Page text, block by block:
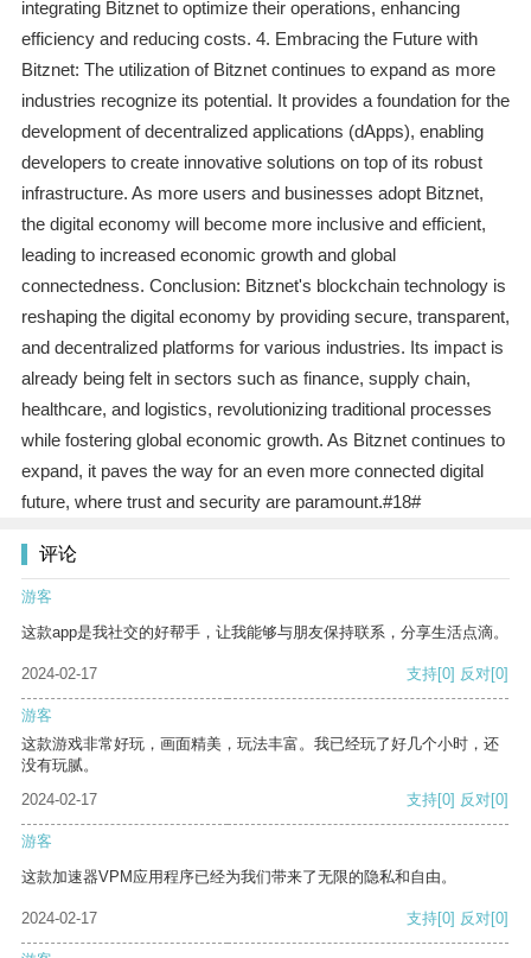
integrating Bitznet to optimize their operations, enhancing
efficiency and reducing costs. 4. Embracing the Future with
Bitznet: The utilization of Bitznet continues to expand as more
industries recognize its potential. It provides a foundation for the
development of decentralized applications (dApps), enabling
developers to create innovative solutions on top of its robust
infrastructure. As more users and businesses adopt Bitznet,
the digital economy will become more inclusive and efficient,
leading to increased economic growth and global
connectedness. Conclusion: Bitznet's blockchain technology is
reshaping the digital economy by providing secure, transparent,
and decentralized platforms for various industries. Its impact is
already being felt in sectors such as finance, supply chain,
healthcare, and logistics, revolutionizing traditional processes
while fostering global economic growth. As Bitznet continues to
expand, it paves the way for an even more connected digital
future, where trust and security are paramount.#18#
评论
游客
这款app是我社交的好帮手，让我能够与朋友保持联系，分享生活点滴。
2024-02-17 支持[0] 反对[0]
游客
这款游戏非常好玩，画面精美，玩法丰富。我已经玩了好几个小时，还
没有玩腻。
2024-02-17
支持[0] 反对[0]
游客
这款加速器VPM应用程序已经为我们带来了无限的隐私和自由。
2024-02-17 支持[0] 反对[0]